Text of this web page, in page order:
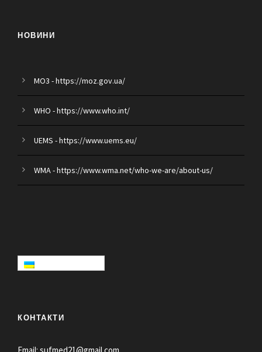
НОВИНИ
MO3 - https://moz.gov.ua/
WHO - https://www.who.int/
UEMS - https://www.uems.eu/
WMA - https://www.wma.net/who-we-are/about-us/
КОНТАКТИ